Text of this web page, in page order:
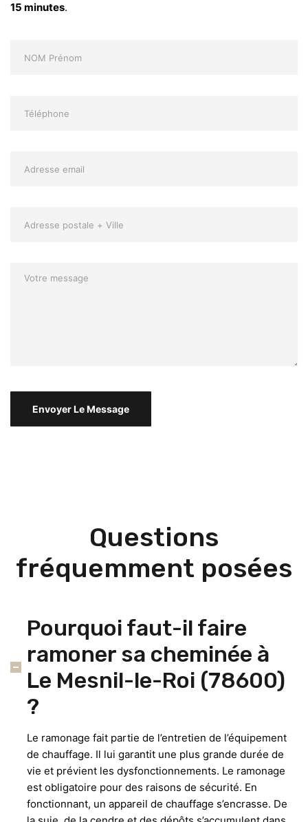
15 minutes.
Questions
fréquemment posées
Pourquoi faut-il faire
ramoner sa cheminée à
Le Mesnil-le-Roi (78600)
?
Le ramonage fait partie de l’entretien de l’équipement
de chauffage. Il lui garantit une plus grande durée de
vie et prévient les dysfonctionnements. Le ramonage
est obligatoire pour des raisons de sécurité. En
fonctionnant, un appareil de chauffage s’encrasse. De